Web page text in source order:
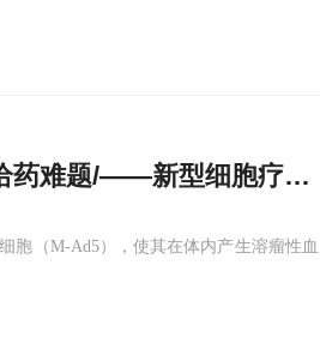
药难题/——新型细胞疗法
胞（M-Ad5），使其在体内产生溶瘤性血